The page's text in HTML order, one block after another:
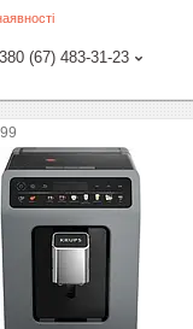
(67) 483-31-23